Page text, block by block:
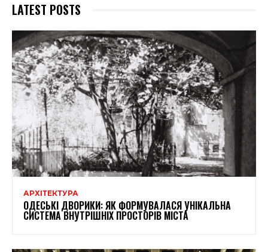
LATEST POSTS
АРХІТЕКТУРА
ОДЕСЬКІ ДВОРИКИ: ЯК ФОРМУВАЛАСЯ УНІКАЛЬНА
СИСТЕМА ВНУТРІШНІХ ПРОСТОРІВ МІСТА